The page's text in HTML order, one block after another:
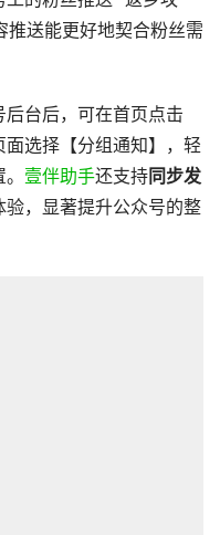
推送能更好地契合粉丝需
台后，可在首页点击
面选择【分组通知】，轻
壹伴助手还支持同步发
验，显著提升公众号的整